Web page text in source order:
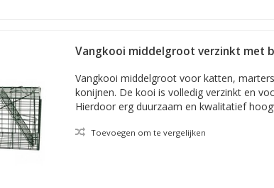
Vangkooi middelgroot verzinkt met
Vangkooi middelgroot voor katten,
konijnen. De kooi is volledig verzinkt en
Hierdoor erg duurzaam en kwalitatief
Toevoegen om te vergelijken